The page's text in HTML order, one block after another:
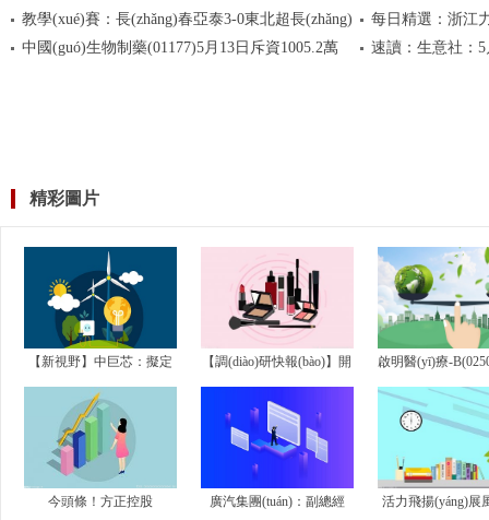
焦點(diǎn)熱議
了 (yàn)批準(zhǔn)通
教學(xué)賽：長(zhǎng)春亞泰3-0東北超長(zhǎng)
春隊(duì)，馮子俊雙響，和新破門(mén) 當(dāng)前
每日精選：浙江
(zhuǎn)讓計(jì)劃書
中國(guó)生物制藥(01177)5月13日斥資1005.2萬 速讀：生意社：
精彩圖片
【新視野】中巨芯：擬定
增募資不超8億元 用于新
增年產(chǎn)6萬(wàn)噸電
子級(jí)硫...
【調(diào)研快報(bào)】開
(kāi)能健康接待投資者網
(wǎng)上提問(wèn)調(diào)
研
啟明醫(yī)療-
力喬辭任執(zhí)行
點(diǎn)資訊
今頭條！方正控股
廣汽集團(tuán)：副總經
活力飛揚(yáng)展